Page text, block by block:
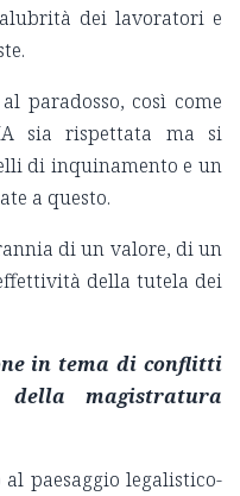
dei lavoratori e
paradosso, così come
sia rispettata ma si
di inquinamento e un
a questo.
di un valore, di un
della tutela dei
in tema di conflitti
della magistratura
paesaggio legalistico-